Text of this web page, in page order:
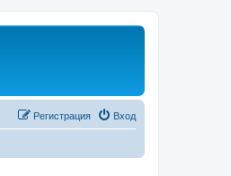
Вход
Регистрация